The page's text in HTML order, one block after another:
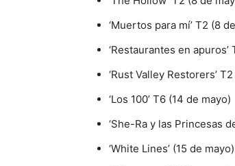
‘Muertos para mí’ T2 (8
‘Restaurantes en apuros’
‘Rust Valley Restorers’
‘Los 100’ T6 (14 de mayo)
‘She-Ra y las Princesas
‘White Lines’ (15 de mayo)